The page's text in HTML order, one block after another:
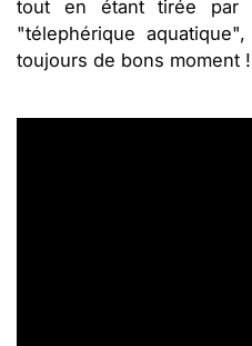
tout en étant tirée par
"télephérique
toujours de bons moment !